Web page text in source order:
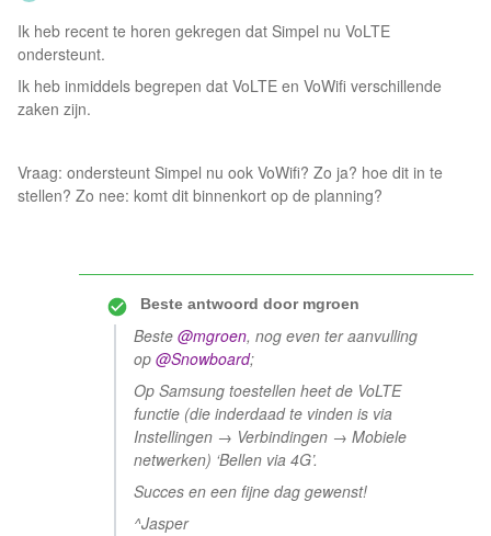
Ik heb recent te horen gekregen dat Simpel nu VoLTE
ondersteunt.
Ik heb inmiddels begrepen dat VoLTE en VoWifi verschillende
zaken zijn.
Vraag: ondersteunt Simpel nu ook VoWifi? Zo ja? hoe dit in te
stellen? Zo nee: komt dit binnenkort op de planning?
Beste antwoord doormgroen
Beste @mgroen, nog even ter aanvulling
op @Snowboard;
Op Samsung toestellen heet de VoLTE
functie (die inderdaad te vinden is via
Instellingen → Verbindingen → Mobiele
netwerken) ‘Bellen via 4G’.
Succes en een fijne dag gewenst!
^Jasper